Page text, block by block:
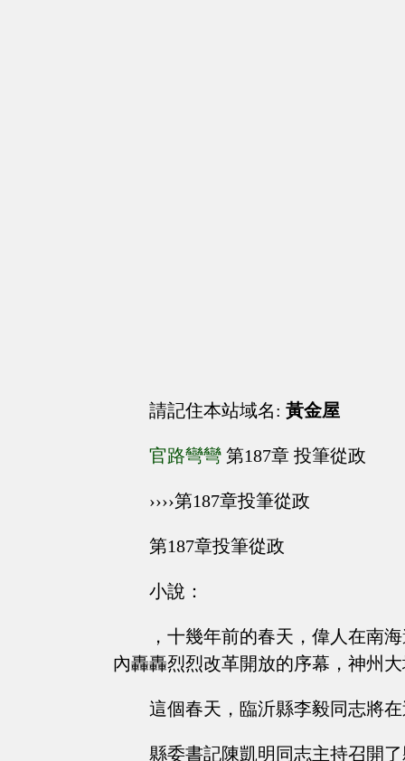
請記住本站域名: 黃金屋
官路彎彎 第187章 投筆從政
››››第187章投筆從政
第187章投筆從政
小說：
，十幾年前的春天，偉人在南
內轟轟烈烈改革開放的序幕，神州
這個春天，臨沂縣李毅同志將
縣委書記陳凱明同志主持召開